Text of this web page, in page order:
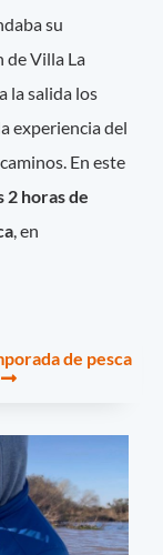
su
de Villa La
la salida los
experiencia del
En este
2 horas de
, en
de pesca